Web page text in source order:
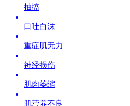
抽搐
口吐白沫
重症肌无力
神经损伤
肌肉萎缩
肌营养不良